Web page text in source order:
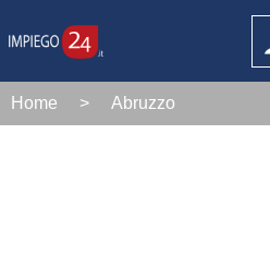
Home > Abruzzo